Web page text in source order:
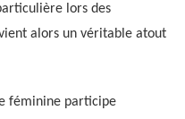
lors des
alors un véritable atout
féminine participe